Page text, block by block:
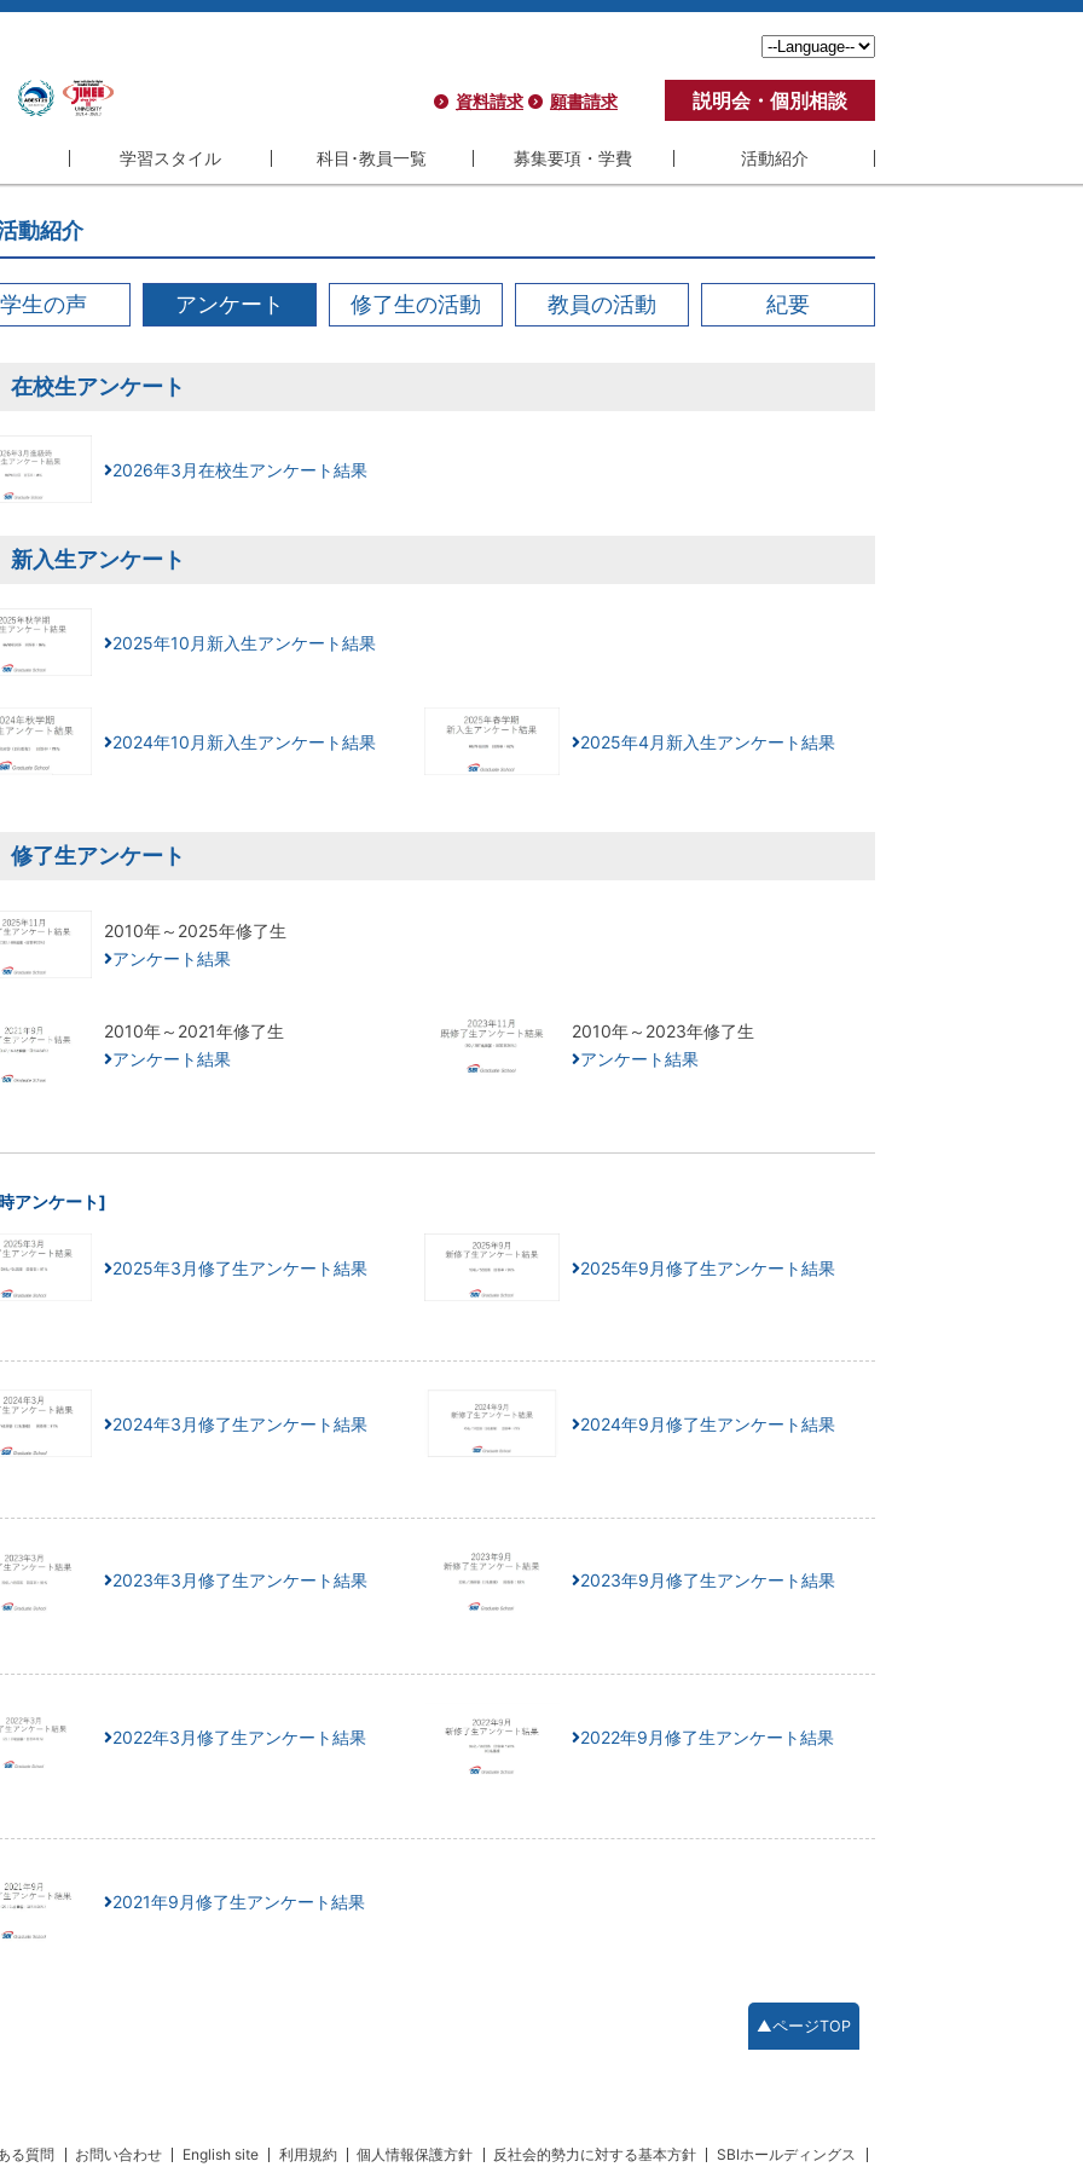
資料請求 願書請求 説明会・個別相談
学習スタイル 科目･教員一覧 募集要項・学費 活動紹介
ス
ス
ム
フレキシブル
インタラクティブ
長期履修制度
科目一覧
教員一覧
学費
サポート制度
学生の声
アンケート
動紹介
学生の声 アンケート 修了生の活動 教員の活動 紀要
在校生アンケート
2026年3月在校生アンケート結果
新入生アンケート
2025年10月新入生アンケート結果
2024年10月新入生アンケート結果 2025年4月新入生アンケート結果
修了生アンケート
2010年～2025年修了生
アンケート結果
2010年～2021年修了生
アンケート結果
2010年～2023年修了生
アンケート結果
アンケート]
2025年3月修了生アンケート結果 2025年9月修了生アンケート結果
2024年3月修了生アンケート結果 2024年9月修了生アンケート結果
2023年3月修了生アンケート結果 2023年9月修了生アンケート結果
2022年3月修了生アンケート結果 2022年9月修了生アンケート結果
2021年9月修了生アンケート結果
▲ページTOP
る質問 お問い合わせ English site 利用規約 個人情報保護方針 反社会的勢力に対する基本方針 SBIホールディングス